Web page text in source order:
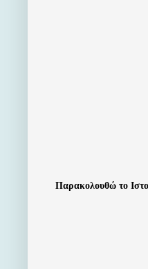
Παρακολουθώ το